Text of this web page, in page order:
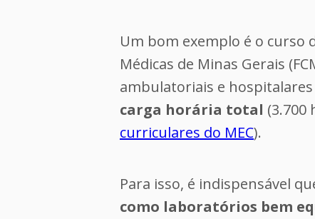
Um bom exemplo é o curso
Médicas de Minas Gerais
ambulatoriais e
carga horária total (3.700
curriculares do MEC).
Para isso, é indispensável
como laboratórios bem